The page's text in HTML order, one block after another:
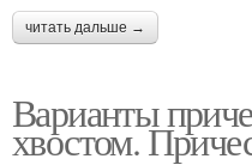
читать дальше →
Варианты
хвостом.